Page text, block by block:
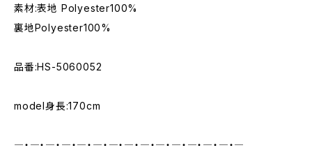
素材:表地 Polyester100%
裏地Polyester100%
品番:HS-5060052
model身長:170cm
―・―・―・―・―・―・―・―・―・―・―・―・―・―・―